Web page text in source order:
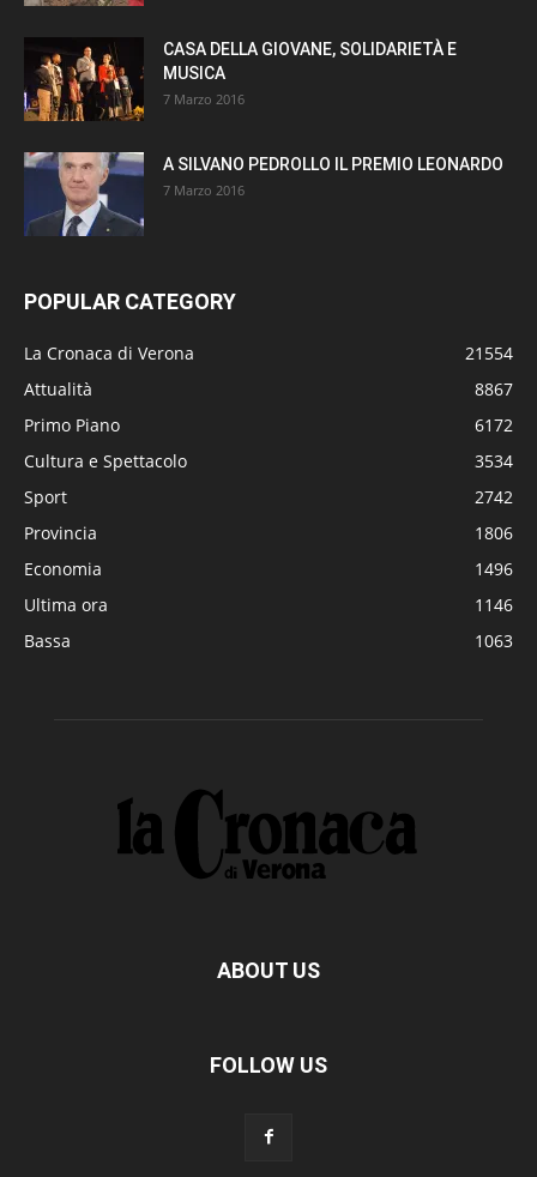
CASA DELLA GIOVANE, SOLIDARIETÀ E
MUSICA
7 Marzo 2016
A SILVANO PEDROLLO IL PREMIO LEONARDO
7 Marzo 2016
POPULAR CATEGORY
La Cronaca di Verona
21554
Attualità
8867
Primo Piano
6172
Cultura e Spettacolo
3534
Sport
2742
Provincia
1806
Economia
1496
Ultima ora
1146
Bassa
1063
ABOUT US
FOLLOW US